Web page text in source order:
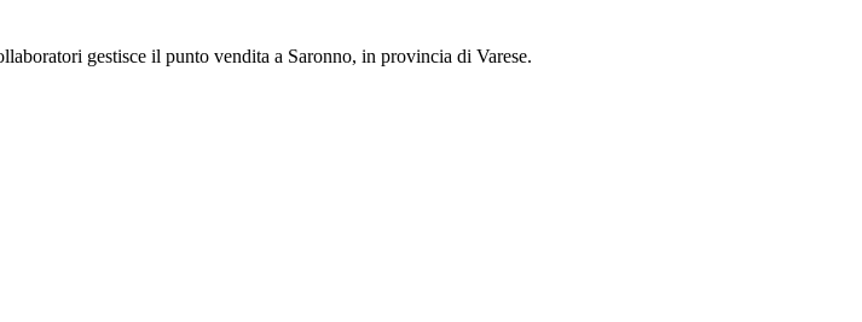
gestisce il punto vendita a Saronno, in provincia di Varese.